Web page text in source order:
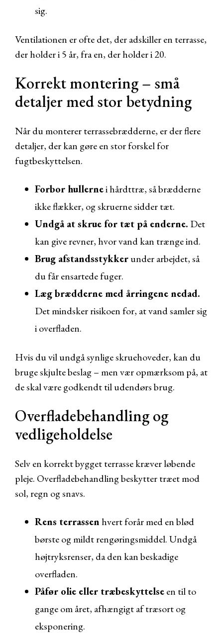
sig.
Ventilationen er ofte det, der adskiller en terrasse,
der holder i 5 år, fra en, der holder i 20.
Korrekt montering – små
detaljer med stor betydning
Når du monterer terrassebrædderne, er der flere
detaljer, der kan gøre en stor forskel for
fugtbeskyttelsen.
Forbor hullernei hårdttræ, så brædderne
ikke flækker, og skruerne sidder tæt.
Undgå at skrue for tæt på enderne. Det
kan give revner, hvor vand kan trænge ind.
Brug afstandsstykkerunder arbejdet, så
du får ensartede fuger.
Læg brædderne med årringene nedad.
Det mindsker risikoen for, at vand samler sig
i overfladen.
Hvis du vil undgå synlige skruehoveder, kan du
bruge skjulte beslag – men vær opmærksom på, at
de skal være godkendt til udendørs brug.
Overfladebehandling og
vedligeholdelse
Selv en korrekt bygget terrasse kræver løbende
pleje. Overfladebehandling beskytter træet mod
sol, regn og snavs.
Rens terrassenhvert forår med en blød
børste og mildt rengøringsmiddel. Undgå
højtryksrenser, da den kan beskadige
overfladen.
Påfør olie eller træbeskyttelseen til to
gange om året, afhængigt af træsort og
eksponering.